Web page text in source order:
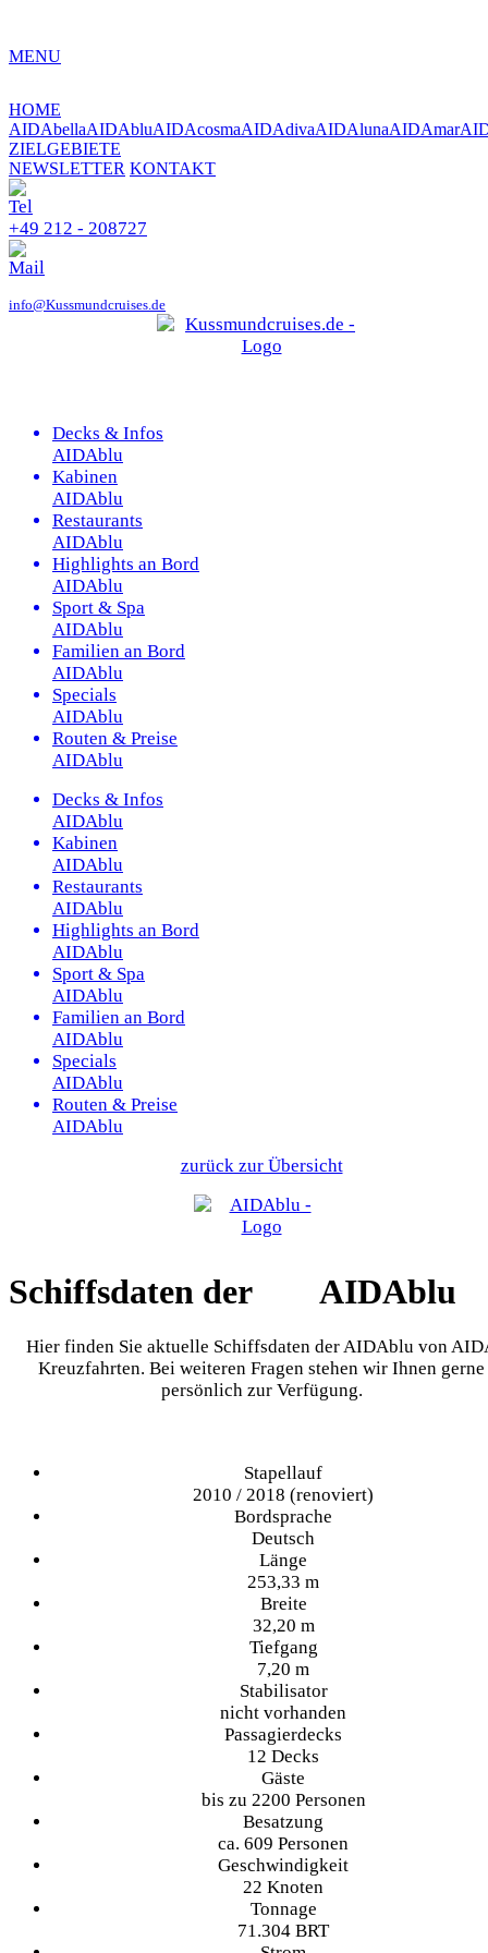
MENU
HOME
AIDAbellaAIDAbluAIDAcosmaAIDAdivaAIDAlunaAIDAmar
ZIELGEBIETE
NEWSLETTER KONTAKT
+49 212 - 208727
info@Kussmundcruises.de
Decks & Infos
AIDAblu
Kabinen
AIDAblu
Restaurants
AIDAblu
Highlights an Bord
AIDAblu
Sport & Spa
AIDAblu
Familien an Bord
AIDAblu
Specials
AIDAblu
Routen & Preise
AIDAblu
Decks & Infos
AIDAblu
Kabinen
AIDAblu
Restaurants
AIDAblu
Highlights an Bord
AIDAblu
Sport & Spa
AIDAblu
Familien an Bord
AIDAblu
Specials
AIDAblu
Routen & Preise
AIDAblu
zurück zur Übersicht
Schiffsdaten der AIDAblu
Hier finden Sie aktuelle Schiffsdaten der AIDAblu von
Kreuzfahrten. Bei weiteren Fragen stehen wir Ihnen gerne
persönlich zur Verfügung.
Stapellauf
2010 / 2018 (renoviert)
Bordsprache
Deutsch
Länge
253,33 m
Breite
32,20 m
Tiefgang
7,20 m
Stabilisator
nicht vorhanden
Passagierdecks
12 Decks
Gäste
bis zu 2200 Personen
Besatzung
ca. 609 Personen
Geschwindigkeit
22 Knoten
Tonnage
71.304 BRT